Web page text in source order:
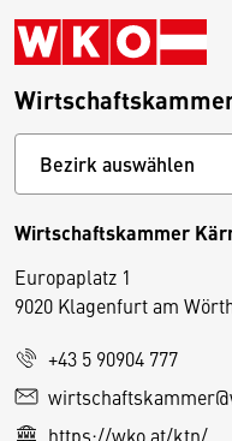
Wirtschaftskammer
Europaplatz 1
9020 Klagenfurt am
+43 5 90904 777
https://wko.at/ktn/
D